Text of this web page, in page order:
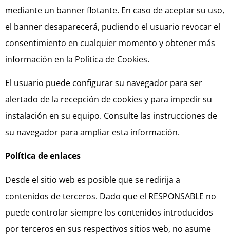
mediante un banner flotante. En caso de aceptar su uso,
el banner desaparecerá, pudiendo el usuario revocar el
consentimiento en cualquier momento y obtener más
información en la Política de Cookies.
El usuario puede configurar su navegador para ser
alertado de la recepción de cookies y para impedir su
instalación en su equipo. Consulte las instrucciones de
su navegador para ampliar esta información.
Política de enlaces
Desde el sitio web es posible que se redirija a
contenidos de terceros. Dado que el RESPONSABLE no
puede controlar siempre los contenidos introducidos
por terceros en sus respectivos sitios web, no asume